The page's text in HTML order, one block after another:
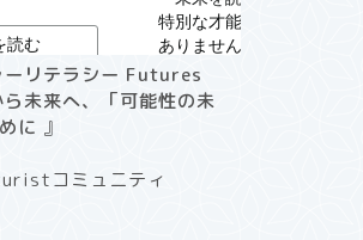
ーリテラシー Futures
未来へ、「可能性の未
に 』
コミュニティ